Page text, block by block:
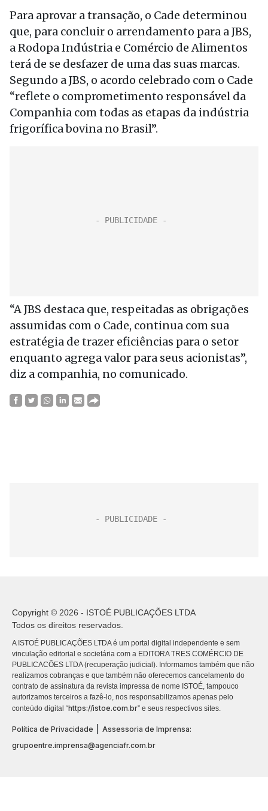
Para aprovar a transação, o Cade determinou
que, para concluir o arrendamento para a JBS,
a Rodopa Indústria e Comércio de Alimentos
terá de se desfazer de uma das suas marcas.
Segundo a JBS, o acordo celebrado com o Cade
“reflete o comprometimento responsável da
Companhia com todas as etapas da indústria
frigorífica bovina no Brasil”.
“A JBS destaca que, respeitadas as obrigações
assumidas com o Cade, continua com sua
estratégia de trazer eficiências para o setor
enquanto agrega valor para seus acionistas”,
diz a companhia, no comunicado.
Copyright © 2026 - ISTOÉ PUBLICAÇÕES LTDA
Todos os direitos reservados.
A ISTOÉ PUBLICAÇÕES LTDA é um portal digital independente e sem
vinculação editorial e societária com a EDITORA TRES COMÉRCIO DE
PUBLICACÕES LTDA (recuperação judicial). Informamos também que não
realizamos cobranças e que também não oferecemos cancelamento do
contrato de assinatura da revista impressa de nome ISTOÉ, tampouco
autorizamos terceiros a fazê-lo, nos responsabilizamos apenas pelo
conteúdo digital “https://istoe.com.br” e seus respectivos sites.
Política de Privacidade
Assessoria de Imprensa:
grupoentre.imprensa@agenciafr.com.br